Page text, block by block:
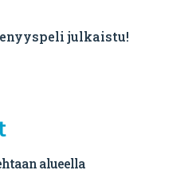
julkaistu!
alueella